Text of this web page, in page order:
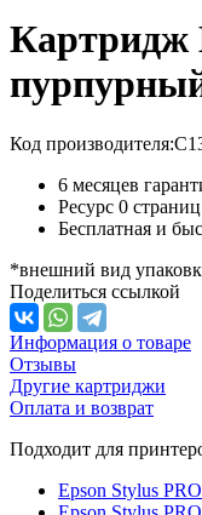
Картридж
Код производителя:
6 месяцев
Ресурс 0 страниц
Бесплатная и
*внешний вид
Поделиться ссылкой
Информация о товаре
Отзывы
Другие картриджи
Оплата и возврат
Подходит для
Epson Stylus